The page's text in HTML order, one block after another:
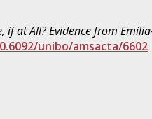
if at All? Evidence from
unibo/amsacta/6602.